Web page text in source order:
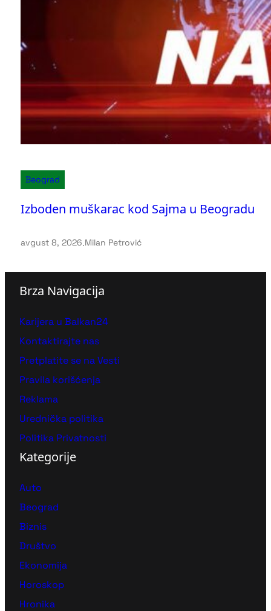
Beograd
Izboden muškarac kod Sajma u Beogradu
avgust 8, 2026.Milan Petrović
Brza Navigacija
Karijera u Balkan24
Kontaktirajte nas
Pretplatite se na Vesti
Pravila korišćenja
Reklama
Urednička politika
Politika Privatnosti
Kategorije
Auto
Beograd
Biznis
Društvo
Ekonomija
Horoskop
Hronika